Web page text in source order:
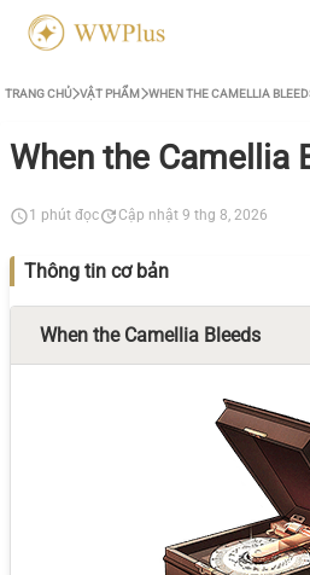
TRANG CHỦ VẬT PHẨM WHEN THE CAMELLIA
When the Camellia
1 phút đọc Cập nhật 9 thg 8, 2026
Thông tin cơ bản
When the Camellia Bleeds